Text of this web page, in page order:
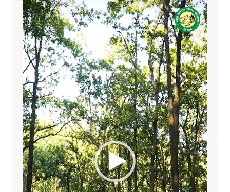
Video
Player